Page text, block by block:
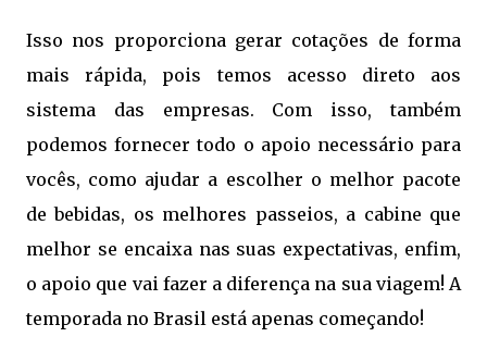
Isso nos proporciona gerar cotações de forma
mais rápida, pois temos acesso direto aos
sistema das empresas. Com isso, também
podemos fornecer todo o apoio necessário para
vocês, como ajudar a escolher o melhor pacote
de bebidas, os melhores passeios, a cabine que
melhor se encaixa nas suas expectativas, enfim,
o apoio que vai fazer a diferença na sua viagem! A
temporada no Brasil está apenas começando!